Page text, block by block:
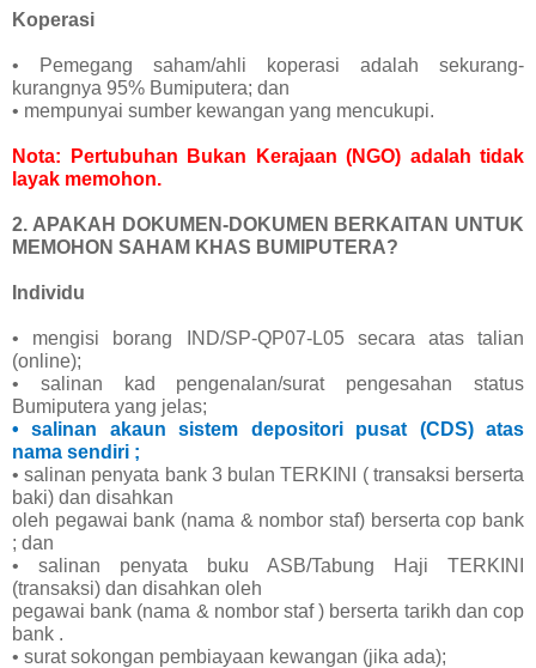
Koperasi
• Pemegang saham/ahli koperasi adalah sekurang-
kurangnya 95% Bumiputera; dan
• mempunyai sumber kewangan yang mencukupi.
Nota: Pertubuhan Bukan Kerajaan (NGO) adalah tidak
layak memohon.
2. APAKAH DOKUMEN-DOKUMEN BERKAITAN UNTUK
MEMOHON SAHAM KHAS BUMIPUTERA?
Individu
• mengisi borang IND/SP-QP07-L05 secara atas talian
(online);
• salinan kad pengenalan/surat pengesahan status
Bumiputera yang jelas;
• salinan akaun sistem depositori pusat (CDS) atas
nama sendiri ;
• salinan penyata bank 3 bulan TERKINI ( transaksi berserta
baki) dan disahkan
oleh pegawai bank (nama & nombor staf) berserta cop bank
; dan
• salinan penyata buku ASB/Tabung Haji TERKINI
(transaksi) dan disahkan oleh
pegawai bank (nama & nombor staf ) berserta tarikh dan cop
bank .
• surat sokongan pembiayaan kewangan (jika ada);